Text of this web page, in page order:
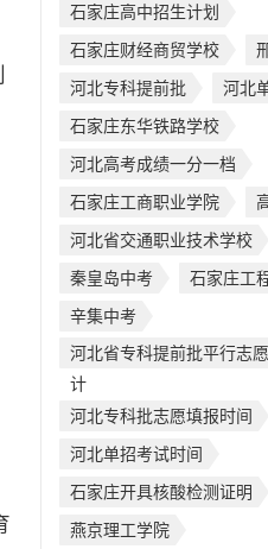
石家庄高中招生计划
石家庄财经商贸学校
河北专科提前批
河北
石家庄东华铁路学校
河北高考成绩一分一档
石家庄工商职业学院
河北省交通职业技术学校
秦皇岛中考
石家庄工
辛集中考
河北省专科提前批平行志
计
河北专科批志愿填报时间
河北单招考试时间
石家庄开具核酸检测证明
燕京理工学院